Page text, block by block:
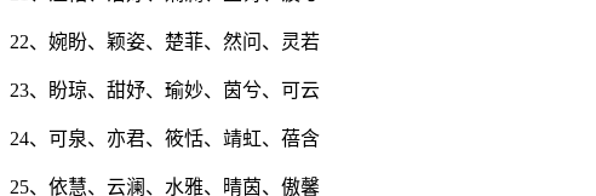
22、婉盼、颖姿、楚菲、然问、灵若
23、盼琼、甜妤、瑜妙、茵兮、可云
24、可泉、亦君、筱恬、靖虹、蓓含
25、依慧、云澜、水雅、晴茵、傲馨